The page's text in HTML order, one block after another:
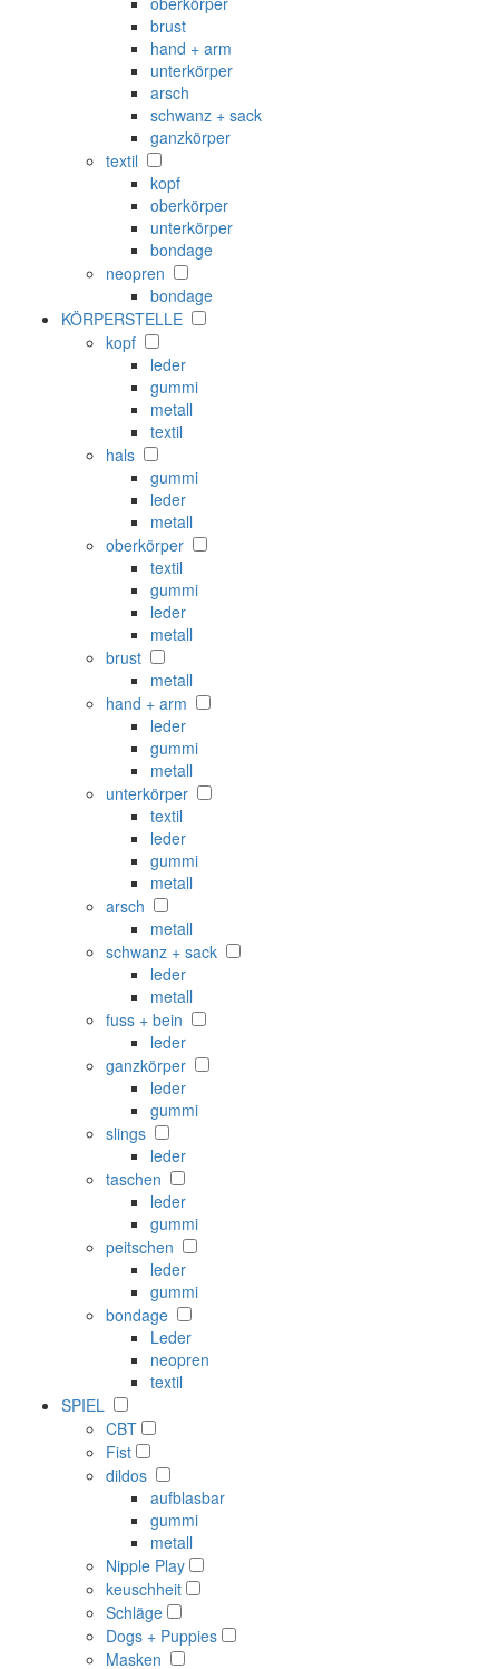
brust
hand + arm
unterkörper
arsch
schwanz + sack
ganzkörper
textil
kopf
oberkörper
unterkörper
bondage
neopren
bondage
KÖRPERSTELLE
kopf
leder
gummi
metall
textil
hals
gummi
leder
metall
oberkörper
textil
gummi
leder
metall
brust
metall
hand + arm
leder
gummi
metall
unterkörper
textil
leder
gummi
metall
arsch
metall
schwanz + sack
leder
metall
fuss + bein
leder
ganzkörper
leder
gummi
slings
leder
taschen
leder
gummi
peitschen
leder
gummi
bondage
Leder
neopren
textil
SPIEL
CBT
Fist
dildos
aufblasbar
gummi
metall
Nipple Play
keuschheit
Schläge
Dogs + Puppies
Masken